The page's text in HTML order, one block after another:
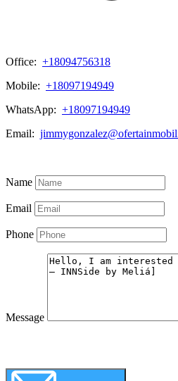
Office: +18094756318
Mobile: +18097194949
WhatsApp: +18097194949
Email:
Name
Email
Phone
Message